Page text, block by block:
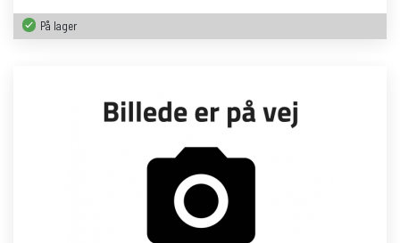
På lager